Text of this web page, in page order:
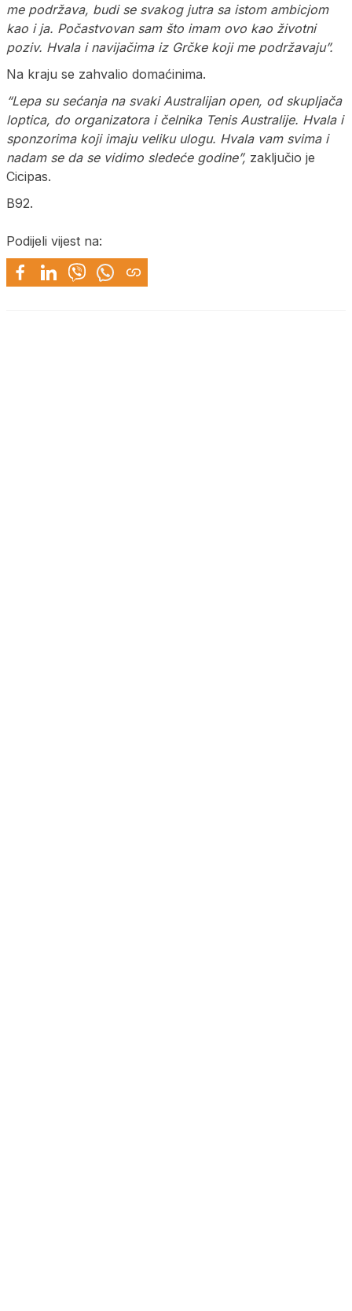
me podržava, budi se svakog jutra sa istom ambicjom
kao i ja. Počastvovan sam što imam ovo kao životni
poziv. Hvala i navijačima iz Grčke koji me podržavaju”.
Na kraju se zahvalio domaćinima.
“Lepa su sećanja na svaki Australijan open, od skupljača
loptica, do organizatora i čelnika Tenis Australije. Hvala i
sponzorima koji imaju veliku ulogu. Hvala vam svima i
nadam se da se vidimo sledeće godine”, zaključio je
Cicipas.
B92.
Podijeli vijest na: